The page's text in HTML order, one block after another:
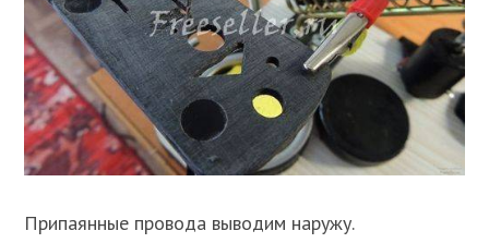
Припаянные провода выводим наружу.